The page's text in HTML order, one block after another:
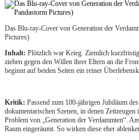
Das Blu-ray-Cover von Generation der
Pictures)
Inhalt: Plötzlich war Krieg. Ziemlich kurzfristig
ziehen gegen den Willen ihrer Eltern an die
beginnt auf beiden Seiten ein reiner
Kritik: Passend zum 100-jährigen Jubiläum
dokumentarischen Szenen, in denen
Problem von „Generation der Verdammten“.
Raum eingeräumt. So wirken diese eher